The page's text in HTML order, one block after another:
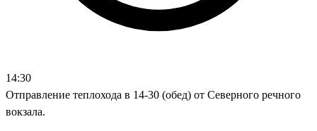
14:30
Отправление теплохода в 14-30 (обед) от Северного речного
вокзала.